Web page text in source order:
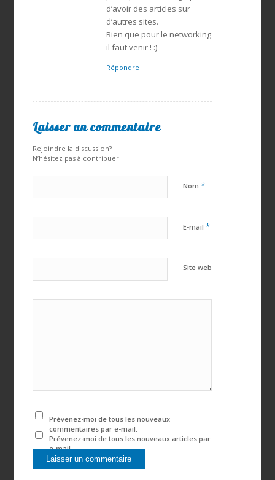
d’avoir des articles sur
d’autres sites.
Rien que pour le networking
il faut venir ! :)
Répondre
Laisser un commentaire
Rejoindre la discussion?
N’hésitez pas à contribuer !
Nom *
E-mail *
Site web
Prévenez-moi de tous les nouveaux
commentaires par e-mail.
Prévenez-moi de tous les nouveaux articles par
e-mail.